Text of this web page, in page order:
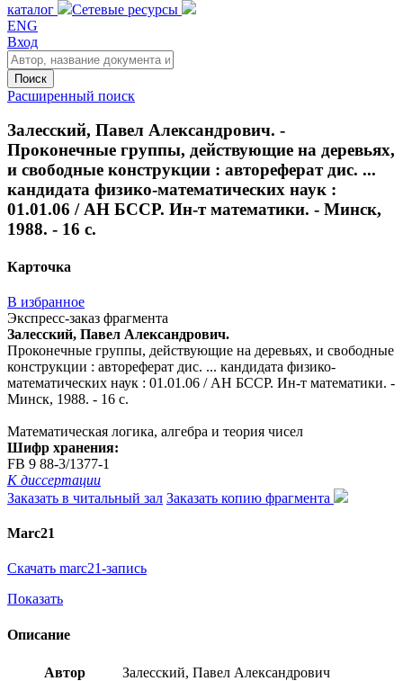
каталог
Сетевые ресурсы
ENG
Вход
Поиск
Расширенный поиск
Залесский, Павел Александрович. -
Проконечные группы, действующие на деревьях,
и свободные конструкции : автореферат дис. ...
кандидата физико-математических наук :
01.01.06 / АН БССР. Ин-т математики. - Минск,
1988. - 16 с.
Карточка
В избранное
Экспресс-заказ фрагмента
Залесский, Павел Александрович.
Проконечные группы, действующие на деревьях, и свободные
конструкции : автореферат дис. ... кандидата физико-
математических наук : 01.01.06 / АН БССР. Ин-т математики. -
Минск, 1988. - 16 с.
Математическая логика, алгебра и теория чисел
Шифр хранения:
FB 9 88-3/1377-1
К диссертации
Заказать в читальный зал Заказать копию фрагмента
Marc21
Скачать marc21-запись
Показать
Описание
Автор Залесский, Павел Александрович